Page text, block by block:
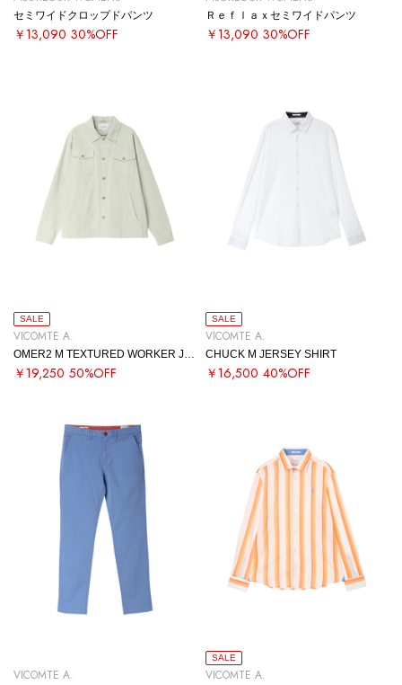
セミワイドクロップドパンツ
￥13,090 30%OFF
Ｒｅｆｌａｘセミワイドパンツ
￥13,090 30%OFF
SALE
VICOMTE A.
￥19,250 50%OFF
SALE
VICOMTE A.
CHUCK M JERSEY SHIRT
￥16,500 40%OFF
VICOMTE A.
SALE
VICOMTE A.